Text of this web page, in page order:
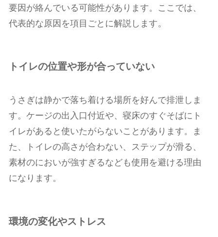
要因が絡んでいる可能性があります。ここでは、
代表的な原因を項目ごとに解説します。
トイレの位置や形が合っていない
うさぎは静かで落ち着ける場所を好んで排泄しま
す。ケージの出入口付近や、寝床のすぐそばにト
イレがあると使いたがらないことがあります。ま
た、トイレの高さが合わない、ステップが滑る、
素材のにおいが強すぎるなども使用を避ける理由
になります。
環境の変化やストレス